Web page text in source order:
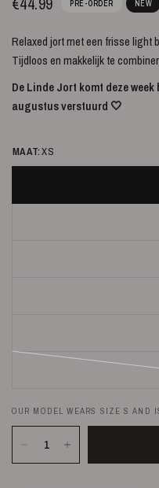
PRE-ORDER NEW
Relaxed jort met een frisse light
Tijdloos en makkelijk te
De Linde Jort komt deze
augustus verstuurd 🤍
MAAT:XS
OUR MODEL WEARS SIZE S AND